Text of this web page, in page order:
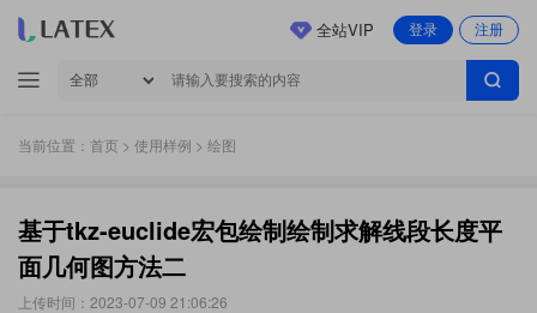
登录 注册
全站VIP
当前位置： 首页 > 使用样例 > 绘图
基于tkz-euclide宏包绘制绘制求解线段长度平
面几何图方法二
上传时间：2023-07-09 21:06:26